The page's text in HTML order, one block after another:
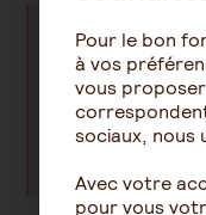
Il en va de
maternité ou
peuvent être
l’employeur,
unorganisme
prévoyance
Pour le bon
à vos
vous
sociaux, nous
Avec votre
pour vous